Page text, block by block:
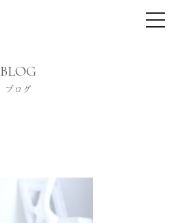
BLOG
ブログ